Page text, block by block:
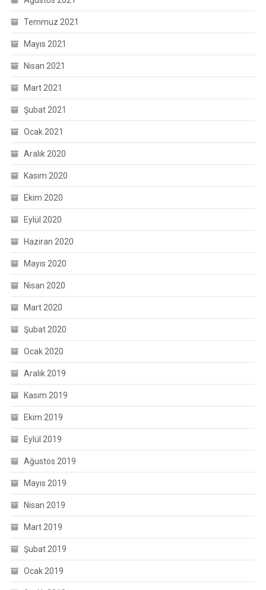
Temmuz 2021
Mayıs 2021
Nisan 2021
Mart 2021
Şubat 2021
Ocak 2021
Aralık 2020
Kasım 2020
Ekim 2020
Eylül 2020
Haziran 2020
Mayıs 2020
Nisan 2020
Mart 2020
Şubat 2020
Ocak 2020
Aralık 2019
Kasım 2019
Ekim 2019
Eylül 2019
Ağustos 2019
Mayıs 2019
Nisan 2019
Mart 2019
Şubat 2019
Ocak 2019